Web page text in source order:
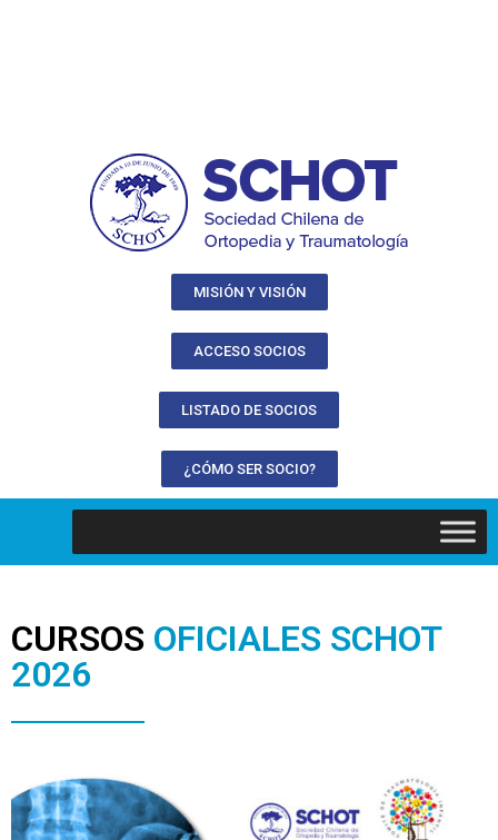
MISIÓN Y VISIÓN
ACCESO SOCIOS
LISTADO DE SOCIOS
¿CÓMO SER SOCIO?
CURSOS OFICIALES SCHOT
2026